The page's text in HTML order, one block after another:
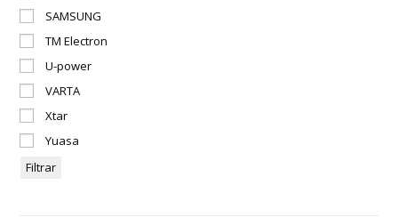
SAMSUNG
TM Electron
U-power
VARTA
Xtar
Yuasa
Filtrar